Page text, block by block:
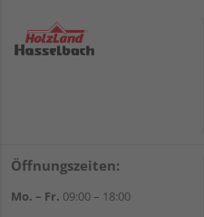
Öffnungszeiten:
Mo. – Fr. 09:00 – 18:00